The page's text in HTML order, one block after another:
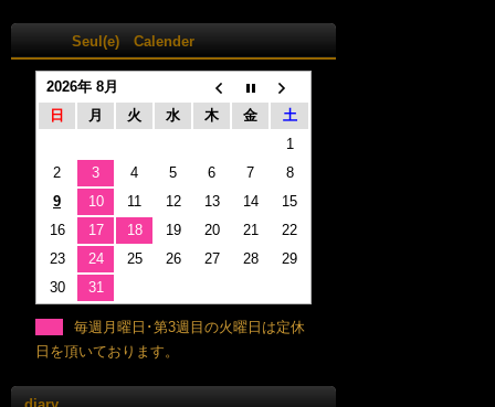
Seul(e) Calender
2026年 8月
日
月 火 水 木 金
土
1
2
3 4 5 6 7
8
9
10 11 12 13 14
15
16
17 18 19 20 21
22
23
24 25 26 27 28
29
30
31
毎週月曜日･第3週目の火曜日は定休
日を頂いております。